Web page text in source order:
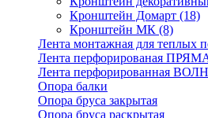
Кронштейн Домарт (18)
Кронштейн МК (8)
Лента монтажная для теплых
Лента перфорированая
Лента перфорированная
Опора балки
Опора бруса закрытая
Опора бруса раскрытая